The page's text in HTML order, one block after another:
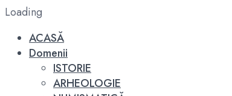
Loading
ACASĂ
Domenii
ISTORIE
ARHEOLOGIE